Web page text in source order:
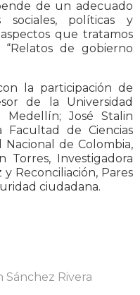
de un adecuado
sociales, políticas y
que tratamos
de gobierno
la participación de
de la Universidad
Medellín; José Stalin
Facultad de Ciencias
Nacional de Colombia,
Torres, Investigadora
Reconciliación, Pares
ciudadana.
Sánchez Rivera